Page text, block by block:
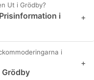
Ut i Grödby?
i
+
i
Grödby
+